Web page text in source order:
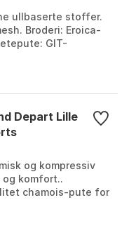
ullbaserte stoffer.
Broderi: Eroica-
GIT-
Depart Lille
og kompressiv
komfort..
chamois-pute for